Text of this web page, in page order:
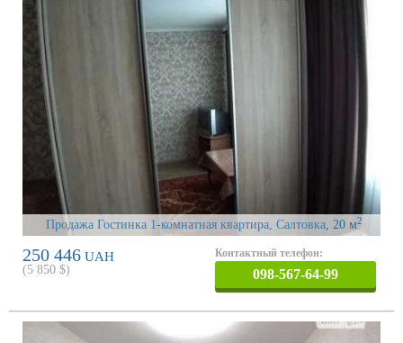
Продажа Гостинка 1-комнатная квартира, Салтовка , 20 м2
250 446 UAH
(5 850 $)
Контактный телефон:
098-567-64-99